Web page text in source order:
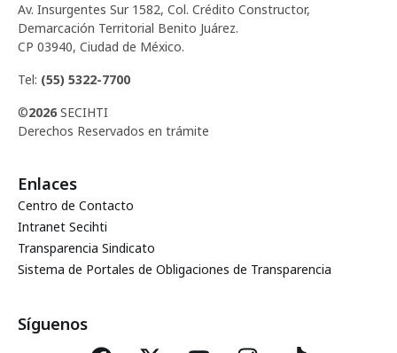
Av. Insurgentes Sur 1582, Col. Crédito Constructor,
Demarcación Territorial Benito Juárez.
CP 03940, Ciudad de México.
Tel: (55) 5322-7700
©2026 SECIHTI
Derechos Reservados en trámite
Enlaces
Centro de Contacto
Intranet Secihti
Transparencia Sindicato
Sistema de Portales de Obligaciones de Transparencia
Síguenos